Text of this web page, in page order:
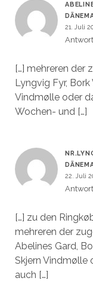
21. Juli
[…] mehreren der
Lyngvig Fyr, Bork
Vindmølle oder
Wochen- und […]
22. Juli
[…] zu den
mehreren der
Abelines Gard,
Skjern Vindmølle
auch […]